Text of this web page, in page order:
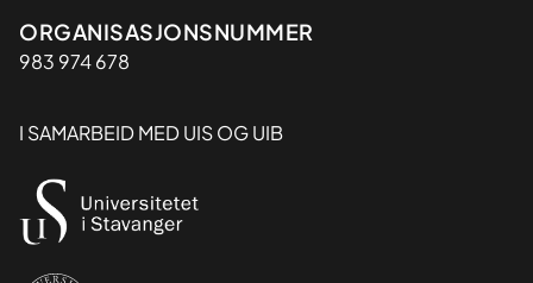
Organisasjon
ORGANISASJONSNUMMER
983 974 678
I SAMARBEID MED UIS OG UIB